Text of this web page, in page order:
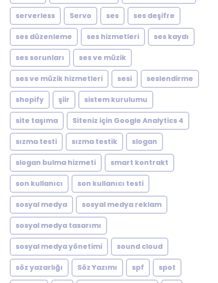
serverless Servo ses ses deşifre
ses düzenleme ses hizmetleri ses kaydı
ses sorunları ses ve müzik
ses ve müzik hizmetleri sesi seslendirme
shopify şiir sistem kurulumu
site taşıma Siteniz için Google Analytics 4
sızma testi sızma testik slogan
slogan bulma hizmeti smart kontrakt
son kullanıcı son kullanıcı testi
sosyal medya sosyal medya reklam
sosyal medya tasarımı
sosyal medya yönetimi sound cloud
söz yazarlığı Söz Yazımı spf spot